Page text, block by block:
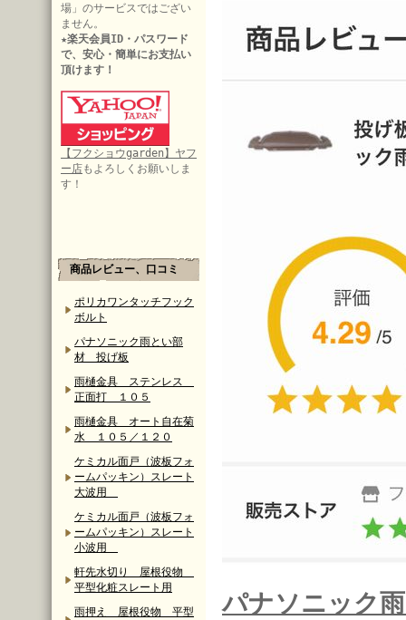
場」のサービスではござい
ません。
★楽天会員ID・パスワード
で、安心・簡単にお支払い
頂けます！
【フクショウgarden】ヤフ
ー店もよろしくお願いしま
す！
商品レビュー、口コミ
ポリカワンタッチフック
ボルト
パナソニック雨とい部
材 投げ板
雨樋金具 ステンレス
正面打 １０５
雨樋金具 オート自在菊
水 １０５／１２０
ケミカル面戸（波板フォ
ームパッキン）スレート
大波用
ケミカル面戸（波板フォ
ームパッキン）スレート
小波用
軒先水切り 屋根役物
平型化粧スレート用
雨押え 屋根役物 平型
パナソニック